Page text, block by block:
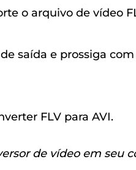
o arquivo de vídeo
saída e prossiga
FLV para AVI.
de vídeo em seu